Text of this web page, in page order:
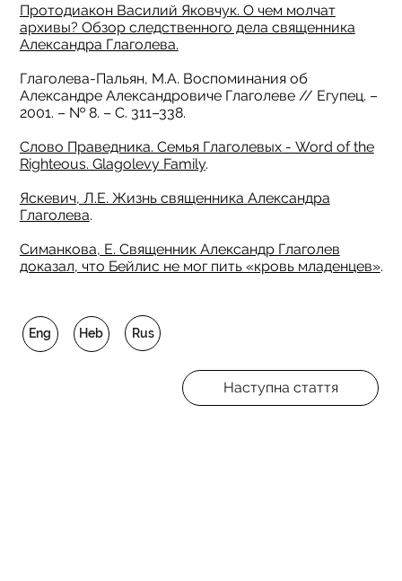
Протодиакон Василий Яковчук. О чем молчат
архивы? Обзор следственного дела священника
Александра Глаголева.
Глаголева-Пальян, М.А. Воспоминания об
Александре Александровиче Глаголеве // Егупец. –
2001. – № 8. – С. 311–338.
Слово Праведника. Семья Глаголевых - Word of the
Righteous. Glagolevy Family.
Яскевич, Л.Е. Жизнь священника Александра
Глаголева.
Симанкова, Е. Священник Александр Глаголев
доказал, что Бейлис не мог пить «кровь младенцев».
Heb
Eng Rus
Наступна стаття